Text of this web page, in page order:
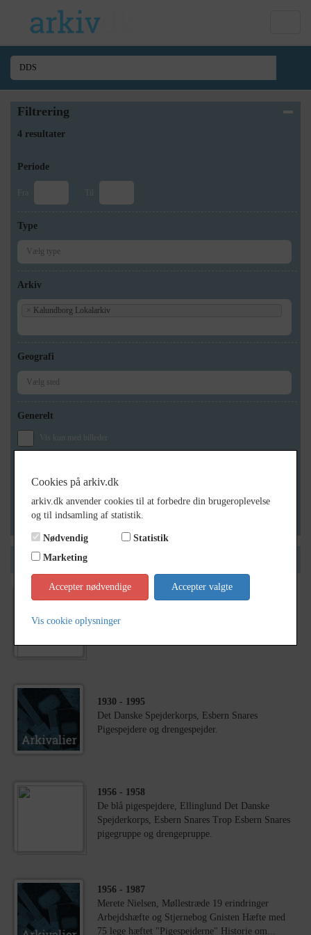
Filtrering
4 resultater
Periode
Fra Til
Type
Arkiv
× Kalundborg Lokalarkiv
Geografi
Generelt
Vis kun med billeder
Vis kun med lydklip
Vis kun med kilder
Vis kun med geo-tag
Side 1 af 1
Civilingeniør Henrik Hougs, Skovbrynet 33,
1930 - 1995
Det Danske Spejderkorps, Esbern Snares
Pigespejdere og drengespejder.
1956 - 1958
De blå pigespejdere, Ellinglund Det Danske
Spejderkorps, Esbern Snares Trop Esbern Snares
pigegruppe og drengepruppe.
1956 - 1987
Merete Nielsen, Møllestræde 19 erindringer
Arbejdshæfte og Stjernebog Gnisten Hæfte med
75 lege hæftet "Pigespejderne" Historie om...
Cookies på arkiv.dk
arkiv.dk anvender cookies til at forbedre din brugeroplevelse
og til indsamling af statistik.
Nødvendig
Statistik
Marketing
Accepter nødvendige Accepter valgte
Vis cookie oplysninger